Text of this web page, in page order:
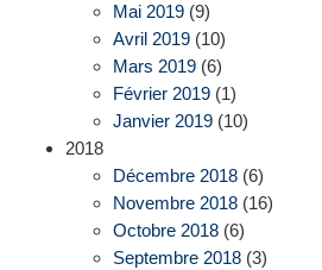
Mai 2019 (9)
Avril 2019 (10)
Mars 2019 (6)
Février 2019 (1)
Janvier 2019 (10)
2018
Décembre 2018 (6)
Novembre 2018 (16)
Octobre 2018 (6)
Septembre 2018 (3)